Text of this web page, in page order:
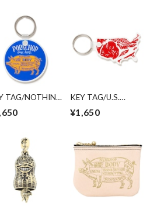
TAG/NOTHING
KEY TAG/U.S.
¥1,650